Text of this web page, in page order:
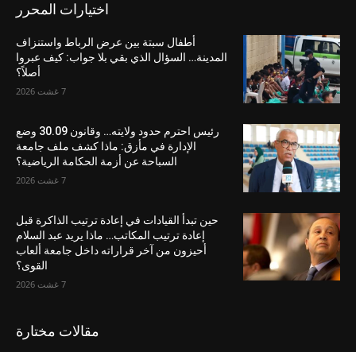
اختيارات المحرر
أطفال سبتة بين عرض الرباط واستنزاف
المدينة… السؤال الذي بقي بلا جواب: كيف عبروا
أصلاً؟
7 غشت 2026
رئيس احترم حدود ولايته… وقانون 30.09 وضع
الإدارة في مأزق: ماذا كشف ملف جامعة
السباحة عن أزمة الحكامة الرياضية؟
7 غشت 2026
حين تبدأ القيادات في إعادة ترتيب الذاكرة قبل
إعادة ترتيب المكاتب… ماذا يريد عبد السلام
أحيزون من آخر قراراته داخل جامعة ألعاب
القوى؟
7 غشت 2026
مقالات مختارة